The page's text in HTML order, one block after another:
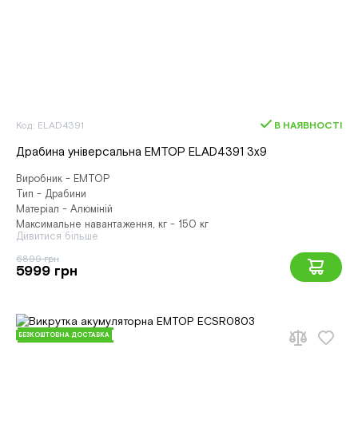
Код: ELAD4391 В НАЯВНОСТІ
Драбина універсальна EMTOP ELAD4391 3х9
Виробник - EMTOP
Тип - Драбини
Матеріал - Алюміній
Максимальне навантаження, кг - 150 кг
Дивитися більше
6899 грн
5999 грн
БЕЗКОШТОВНА ДОСТАВКА